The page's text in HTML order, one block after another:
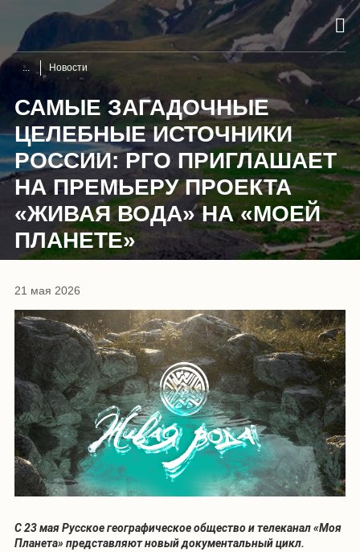
Новости
САМЫЕ ЗАГАДОЧНЫЕ
ЦЕЛЕБНЫЕ ИСТОЧНИКИ
РОССИИ: РГО ПРИГЛАШАЕТ
НА ПРЕМЬЕРУ ПРОЕКТА
«ЖИВАЯ ВОДА» НА «МОЕЙ
ПЛАНЕТЕ»
21 мая 2026
С 23 мая Русское географическое общество и телеканал «Моя
Планета» представляют новый документальный цикл.